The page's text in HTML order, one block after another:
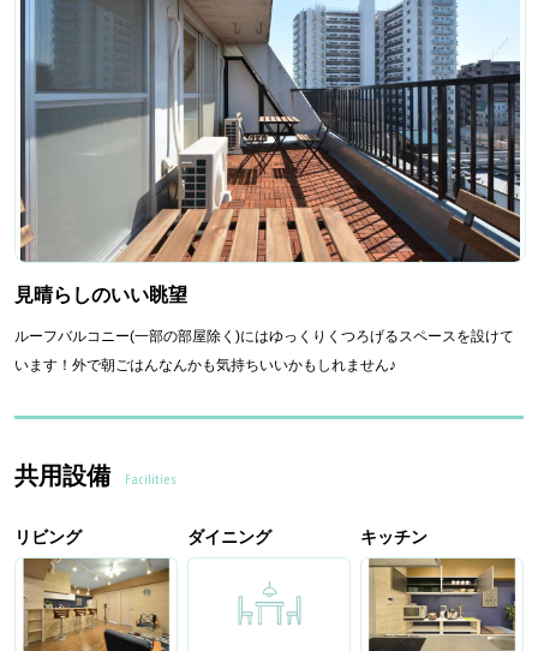
見晴らしのいい眺望
ルーフバルコニー(一部の部屋除く)にはゆっくりくつろげるスペースを設けて
います！外で朝ごはんなんかも気持ちいいかもしれません♪
共用設備 Facilities
リビング ダイニング キッチン